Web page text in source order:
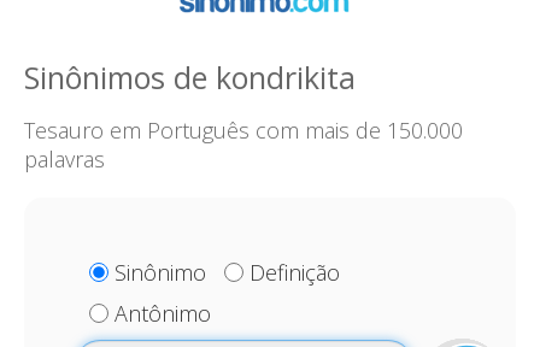
Sinônimos de kondrikita
Tesauro em Português com mais de 150.000
palavras
Sinônimo
Definição
Antônimo